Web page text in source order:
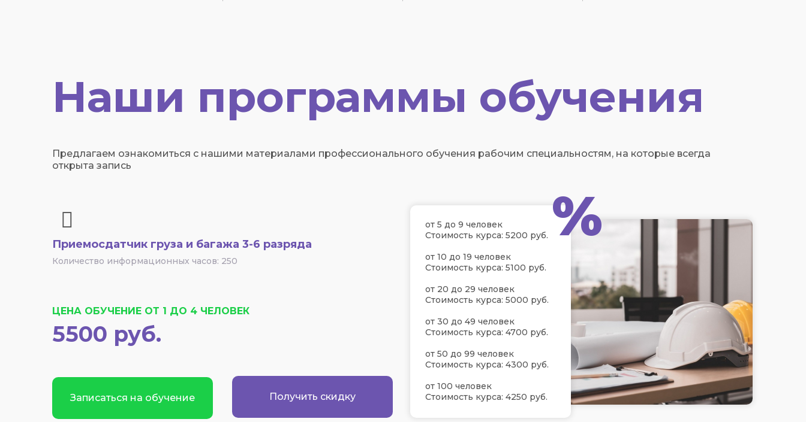
Наши программы обучения
Предлагаем ознакомиться с нашими материалами профессионального обучения рабочим специальностям, на которые всегда
открыта запись
Приемосдатчик груза и багажа 3-6 разряда
Количество информационных часов: 250
Записаться на обучение
ЦЕНА ОБУЧЕНИЕ ОТ 1 ДО 4 ЧЕЛОВЕК
5500 руб.
от 5 до 9 человек
Стоимость курса: 5200 руб.
от 10 до 19 человек
Стоимость курса: 5100 руб.
от 20 до 29 человек
Стоимость курса: 5000 руб.
от 30 до 49 человек
Стоимость курса: 4700 руб.
от 50 до 99 человек
Стоимость курса: 4300 руб.
от 100 человек
Стоимость курса: 4250 руб.
Получить скидку
%